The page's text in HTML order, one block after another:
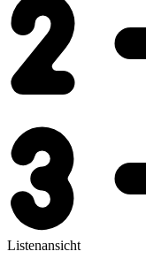
Listenansicht